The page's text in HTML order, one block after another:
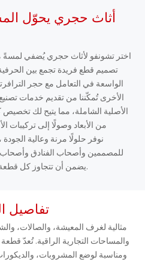
أثاث حجري يحوّل
اختر تشونفو لأثاث حجري يُضفي
تصميم قطع فريدة تجمع بين الحرفية
الواسعة في التعامل مع حجر
الأخرى تُمكّننا من تقديم خدمات
الأصلية الشاملة، مما يتيح لك
من الأبعاد وصولًا إلى تركيبات
للمصممين وأصحاب الفنادق وأصحاب
يضمن أن تتجاوز كل قطعة توقعاتك من حيث الجمال والمتانة.
تفاصيل
مثالية لغرف المعيشة، والصالات،
والمساحات التجارية الراقية. تُعدّ
ومناسبة لوضع المشروبات،